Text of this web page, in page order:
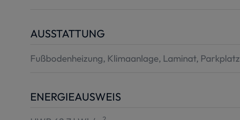
AUSSTATTUNG
Fußbodenheizung Klimaanlage Laminat Parkplatz
ENERGIEAUSWEIS